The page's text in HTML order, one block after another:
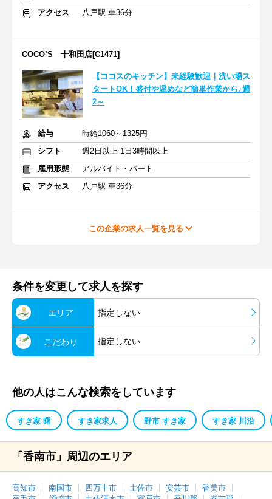
アクセス
八戸駅 車36分
COCO’S 十和田店[C1471]
【ココスのキッチン】未経験歓迎｜洗い場ス
タートOK！盛付や温めなど簡単作業から♪週
2～
給与
時給1060～1325円
シフト
週2日以上 1日3時間以上
雇用形態
アルバイト・パート
アクセス
八戸駅 車36分
この企業の求人一覧を見る
条件を変更して求人を探す
エリア 指定しない
こだわり 指定しない
他の人はこんな検索をしています
すき家 曙 すき家求人 野市 すき家 すき家 川沿
「香南市」周辺のエリア
高知市 南国市 四万十市 土佐市 安芸市
香美市